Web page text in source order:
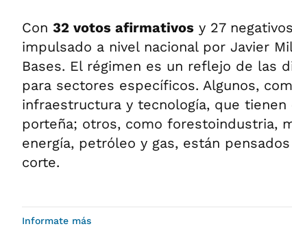
Con 32 votos afirmativos y 27
impulsado a nivel nacional por Javier
Bases. El régimen es un reflejo de las
para sectores específicos. Algunos,
infraestructura y tecnología, que
porteña; otros, como forestoindustria,
energía, petróleo y gas, están
corte.
Informate más